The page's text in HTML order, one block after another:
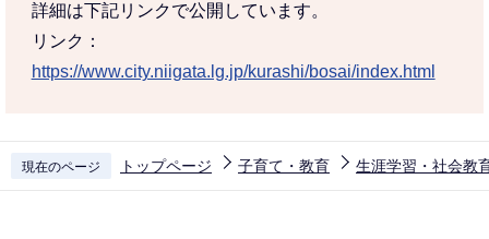
詳細は下記リンクで公開しています。
リンク：
https://www.city.niigata.lg.jp/kurashi/bosai/index.html
現在のページ トップページ 子育て・教育 生涯学習・社会教